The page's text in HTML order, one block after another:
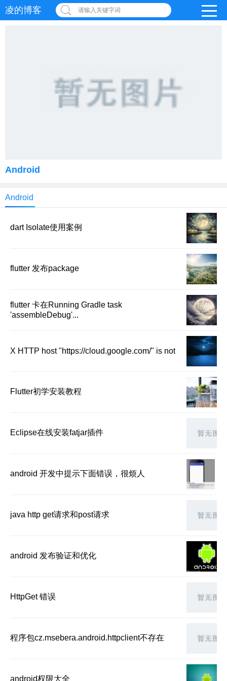
凌的博客 请输入关键字词
Android
Android
dart Isolate使用案例
flutter 发布package
flutter 卡在Running Gradle task
'assembleDebug'...
X HTTP host "https://cloud.google.com/" is not
Flutter初学安装教程
Eclipse在线安装fatjar插件
android 开发中提示下面错误，很烦人
java http get请求和post请求
android 发布验证和优化
HttpGet 错误
程序包cz.msebera.android.httpclient不存在
android权限大全